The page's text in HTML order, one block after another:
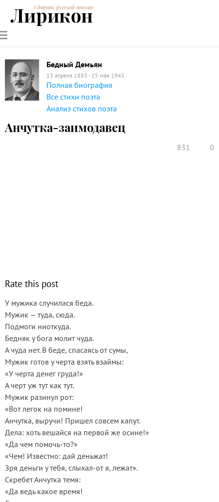
РУССКИЕ
ПОЭТЫ
СОВРЕМЕННИКИЭНЦИКЛОПЕДИЯ
ПОЭЗИИ
Сборник русской поэзии
Лирикон
Бедный Демьян
13 апреля 1883 - 25 мая 1945
Полная биография
Все стихи поэта
Анализ стихов поэта
Анчутка-заимодавец
831 0
Rate this post
У мужика случилася беда.
Мужик — туда, сюда.
Подмоги ниоткуда.
Бедняк у бога молит чуда.
А чуда нет. В беде, спасаясь от сумы,
Мужик готов у черта взять взаймы:
«У черта денег груда!»
А черт уж тут как тут.
Мужик разинул рот:
«Вот легок на помине!
Анчутка, выручи! Пришел совсем капут.
Дела: хоть вешайся на первой же осине!»
«Да чем помочь-то?»
«Чем! Известно: дай деньжат!
Зря деньги у тебя, слыхал-от я, лежат».
Скребет Анчутка темя:
«Да ведь какое время!